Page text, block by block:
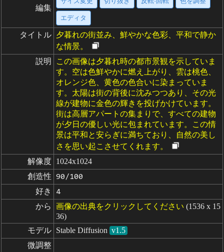
編集
エディタ
タイトル 夕暮れの街並み、鮮やかな色彩、平和で静か
な情景。
説明
この画像は夕暮れ時の都市景観を示していま
す。空は色鮮やかに燃え上がり、雲は桃色、
オレンジ色、黄色の色合いに染まっていま
す。太陽は街の背後に沈みつつあり、その光
線が建物に金色の輝きを投げかけています。
街は高層アパートの集まりで、すべての建物
が夕日の優しい光に包まれています。この情
景は平和と安らぎに満ちており、自然の美し
さを思い起こさせてくれます。
解像度 1024x1024
創造性
90/100
好き 4
から 画像の出典をクリックしてください (1536 x 15
36)
モデル Stable Diffusion v1.5
微調整